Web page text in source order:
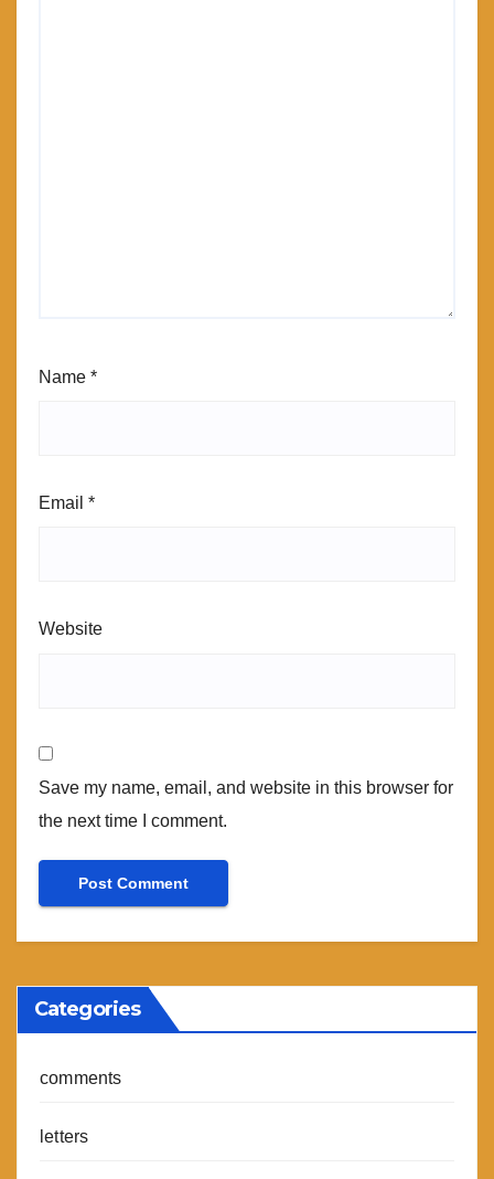
Name *
Email *
Website
Save my name, email, and website in this browser for
the next time I comment.
Categories
comments
letters